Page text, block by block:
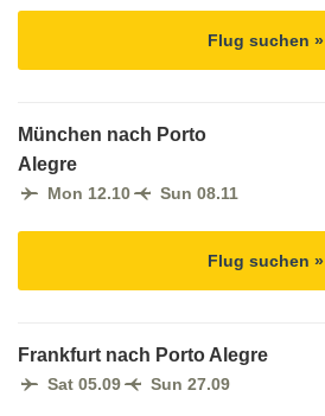
Flug suchen »
München nach Porto
Alegre
Mon 12.10 Sun 08.11
Flug suchen »
Frankfurt nach Porto Alegre
Sat 05.09 Sun 27.09